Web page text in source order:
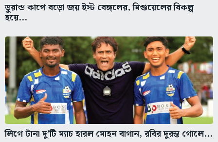
ডুরান্ড কাপে বড়ো জয় ইস্ট বেঙ্গলের, মিগুয়েলের বিকল্প
হয়ে...
লিগে টানা দু’টি ম্যাচ হারল মোহন বাগান, রবির দুরন্ত গোলে...